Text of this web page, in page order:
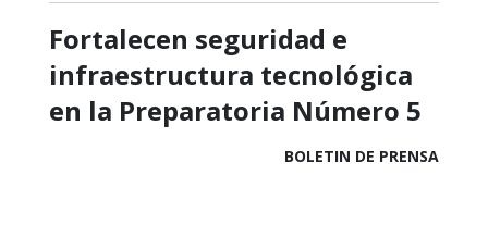
Fortalecen seguridad e
infraestructura tecnológica
en la Preparatoria Número 5
BOLETIN DE PRENSA